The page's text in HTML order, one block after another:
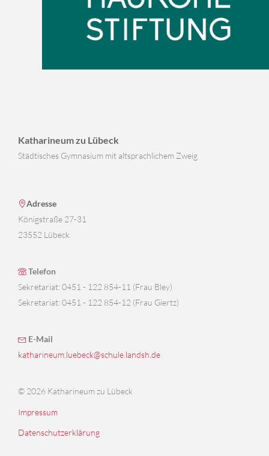
Katharineum zu Lübeck
Städtisches Gymnasium mit altsprachlichem Zweig
Adresse
Königstraße 27-31
23552 Lübeck
Telefon
Sekretariat: 0451 - 122 854-11 (Frau Bley)
Sekretariat: 0451 - 122 854-12 (Frau Giertz)
E-Mail
katharineum.luebeck@schule.landsh.de
© 2026 Katharineum zu Lübeck
Impressum
Datenschutzerklärung